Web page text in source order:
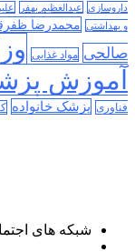
داروسازی عبدالعظیم بهفر
و بهداشتی محمدرضا
صالحی مواد غذایی
آموزش
فناوری پزشک خانواده
شبکه های